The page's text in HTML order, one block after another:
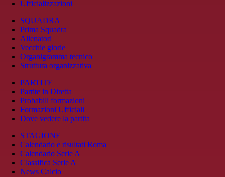
Ufficializzazioni
SQUADRA
Prima Squadra
Allenatori
Vecchie glorie
Organigramma tecnico
Struttura organizzativa
PARTITE
Partite in Diretta
Probabili formazioni
Formazioni Ufficiali
Dove vedere la partita
STAGIONE
Calendario e risultati Roma
Calendario Serie A
Classifica Serie A
News Calcio